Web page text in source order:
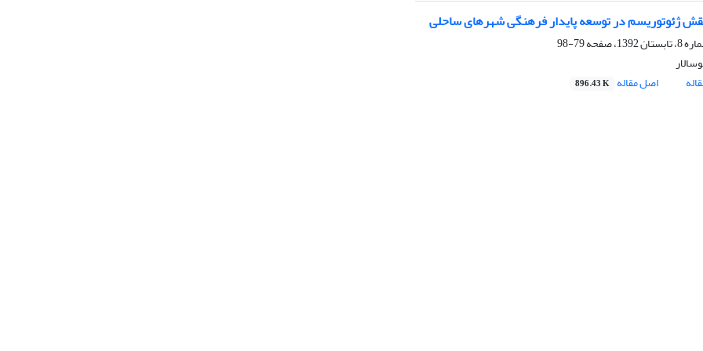
ژئوتوریسم در توسعه پایدار فرهنگی شهرهای ساحلی
79-98
اصل مقاله 896.43 K